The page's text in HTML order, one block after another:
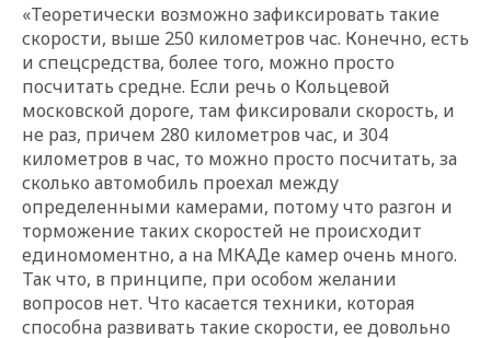
«Теоретически возможно зафиксировать такие
скорости, выше 250 километров час. Конечно, есть
и спецсредства, более того, можно просто
посчитать средне. Если речь о Кольцевой
московской дороге, там фиксировали скорость, и
не раз, причем 280 километров час, и 304
километров в час, то можно просто посчитать, за
сколько автомобиль проехал между
определенными камерами, потому что разгон и
торможение таких скоростей не происходит
единомоментно, а на МКАДе камер очень много.
Так что, в принципе, при особом желании
вопросов нет. Что касается техники, которая
способна развивать такие скорости, ее довольно